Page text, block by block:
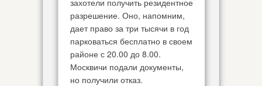
разрешение. Оно, напомним,
дает право за три тысячи в год
парковаться бесплатно в своем
районе с 20.00 до 8.00.
Москвичи подали документы,
но получили отказ.